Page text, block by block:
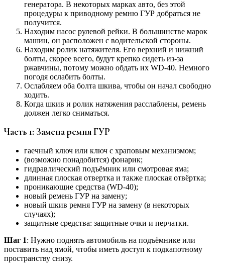
генератора. В некоторых марках авто, без этой
процедуры к приводному ремню ГУР добраться не
получится.
Находим насос рулевой рейки. В большинстве марок
машин, он расположен с водительской стороны.
Находим ролик натяжителя. Его верхний и нижний
болты, скорее всего, будут крепко сидеть из-за
ржавчины, потому можно обдать их WD-40. Немного
погодя ослабить болты.
Ослабляем оба болта шкива, чтобы он начал свободно
ходить.
Когда шкив и ролик натяжения расслаблены, ремень
должен легко сниматься.
Часть 1: Замена ремня ГУР
гаечный ключ или ключ с храповым механизмом;
(возможно понадобится) фонарик;
гидравлический подъёмник или смотровая яма;
длинная плоская отвертка и также плоская отвёртка;
проникающие средства (WD-40);
новый ремень ГУР на замену;
новый шкив ремня ГУР на замену (в некоторых
случаях);
защитные средства: защитные очки и перчатки.
Шаг 1: Нужно поднять автомобиль на подъёмнике или
поставить над ямой, чтобы иметь доступ к подкапотному
пространству снизу.